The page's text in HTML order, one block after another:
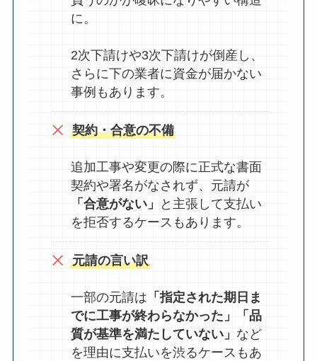
に。
2次下請けや3次下請けが倒産し、
さらに下の業者に資金が届かない
事例もあります。
契約・合意の不備
追加工事や変更の際に正式な書面
契約や署名がなされず、元請が
「合意がない」
と主張して支払い
を拒否するケースもあります。
元請の言い訳
一部の元請は 「指定された期日ま
でに工事が終わらなかった」「品
質が基準を満たしていない」 など
を理由に支払いを渋るケースもあ